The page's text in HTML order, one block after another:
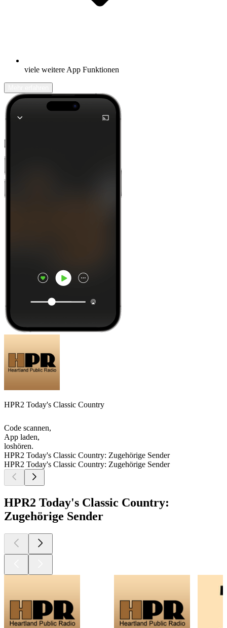
viele weitere App Funktionen
HPR2 Today's Classic Country
Code scannen,
App laden,
loshören.
HPR2 Today's Classic Country: Zugehörige Sender
HPR2 Today's Classic Country: Zugehörige Sender
HPR2 Today's Classic Country:
Zugehörige Sender